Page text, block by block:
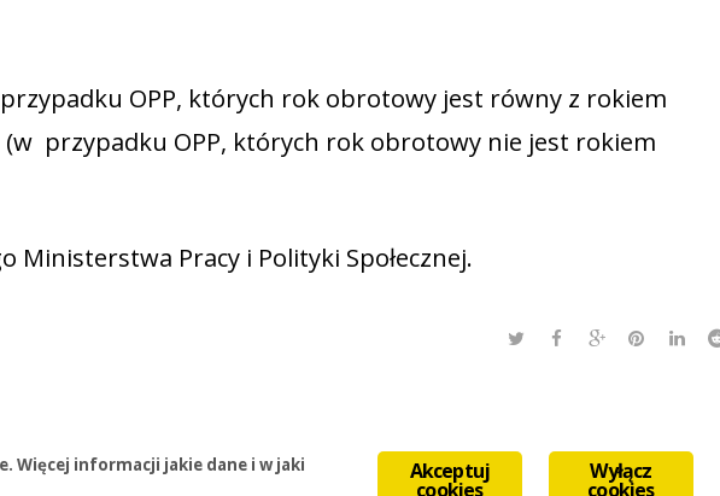
OPP, których rok obrotowy jest równy z rokiem
przypadku OPP, których rok obrotowy nie jest rokiem
Ministerstwa Pracy i Polityki Społecznej.
Wyłącz
cookies
Akceptuj
cookies
Więcej informacji jakie dane i w jaki